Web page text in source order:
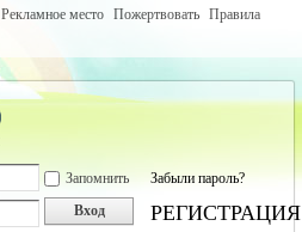
Рекламное место Пожертвовать Правила
Запомнить Забыли пароль?
Вход РЕГИСТРАЦИЯ